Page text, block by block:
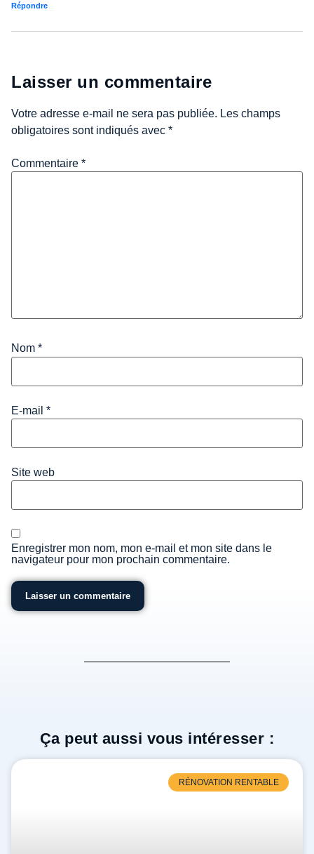
Répondre
Laisser un commentaire
Votre adresse e-mail ne sera pas publiée. Les champs
obligatoires sont indiqués avec *
Commentaire *
Nom *
E-mail *
Site web
Enregistrer mon nom, mon e-mail et mon site dans le
navigateur pour mon prochain commentaire.
Ça peut aussi vous intéresser :
RÉNOVATION RENTABLE